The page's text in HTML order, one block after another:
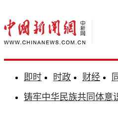
即时 时政 财经
铸牢中华民族共同体意